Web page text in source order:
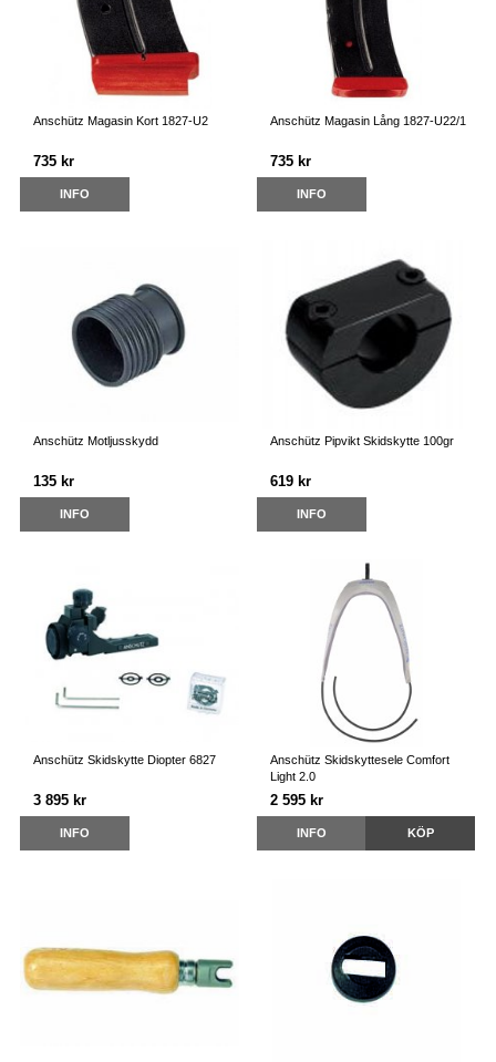
Anschütz Magasin Kort 1827-U2
735 kr
INFO
Anschütz Magasin Lång 1827-U22/1
735 kr
INFO
Anschütz Motljusskydd
135 kr
INFO
Anschütz Pipvikt Skidskytte 100gr
619 kr
INFO
Anschütz Skidskytte Diopter 6827
3 895 kr
INFO
Anschütz Skidskyttesele Comfort
Light 2.0
2 595 kr
INFO KÖP